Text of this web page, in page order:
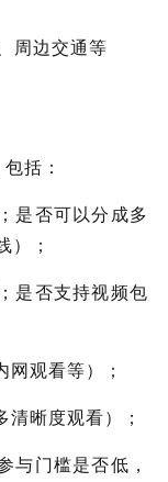
周边交通等
包括：
是否可以分成多
）；
是否支持视频包
网观看等）；
清晰度观看）；
与门槛是否低，